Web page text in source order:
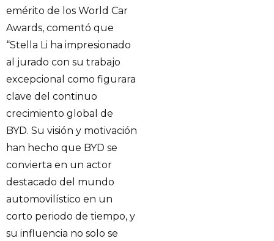
emérito de los World Car
Awards, comentó que
“Stella Li ha impresionado
al jurado con su trabajo
excepcional como figurara
clave del continuo
crecimiento global de
BYD. Su visión y motivación
han hecho que BYD se
convierta en un actor
destacado del mundo
automovilístico en un
corto periodo de tiempo, y
su influencia no solo se